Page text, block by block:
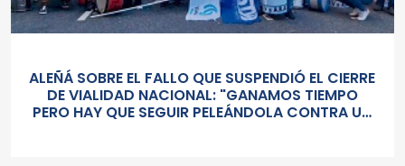
ALEÑÁ SOBRE EL FALLO QUE SUSPENDIÓ EL CIERRE
DE VIALIDAD NACIONAL: "GANAMOS TIEMPO
PERO HAY QUE SEGUIR PELEÁNDOLA CONTRA UN